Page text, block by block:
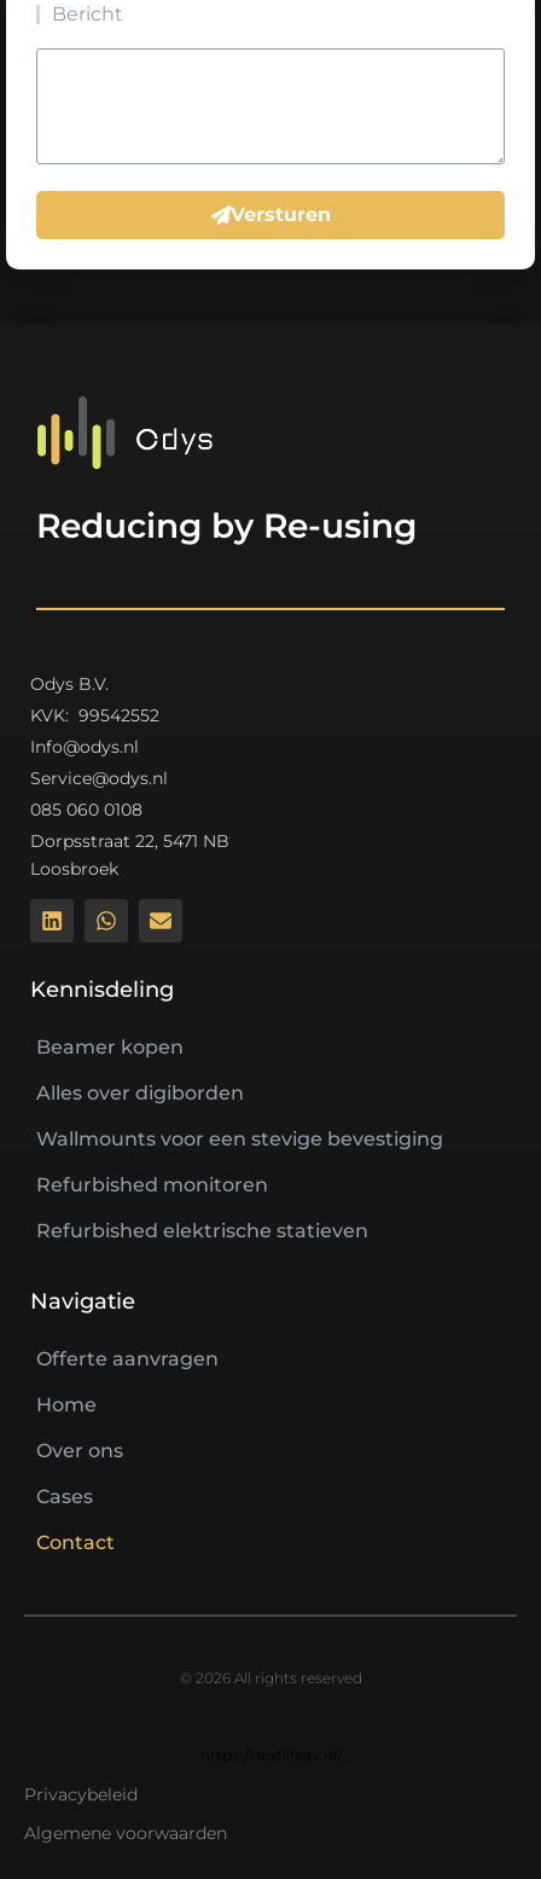
Bericht
Versturen
Reducing by Re-using
Odys B.V.
KVK: 99542552
Info@odys.nl
Service@odys.nl
085 060 0108
Dorpsstraat 22, 5471 NB
Loosbroek
Kennisdeling
Beamer kopen
Alles over digiborden
Wallmounts voor een stevige bevestiging
Refurbished monitoren
Refurbished elektrische statieven
Navigatie
Offerte aanvragen
Home
Over ons
Cases
Contact
© 2026 All rights reserved
Privacybeleid
Algemene voorwaarden